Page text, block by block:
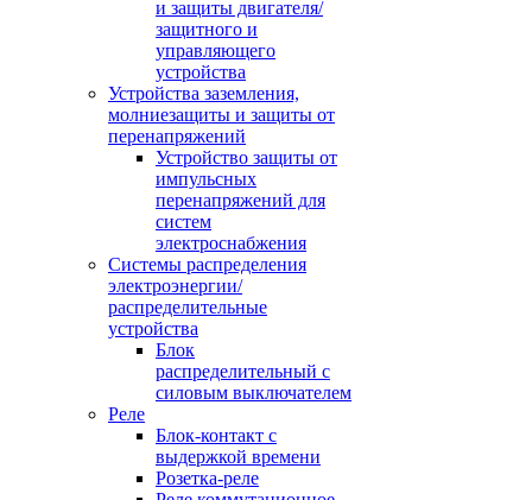
и защиты двигателя/
защитного и
управляющего
устройства
Устройства заземления,
молниезащиты и защиты от
перенапряжений
Устройство защиты от
импульсных
перенапряжений для
систем
электроснабжения
Системы распределения
электроэнергии/
распределительные
устройства
Блок
распределительный с
силовым выключателем
Реле
Блок-контакт с
выдержкой времени
Розетка-реле